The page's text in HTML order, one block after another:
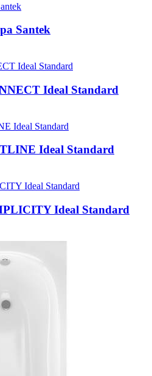
Santek
Ideal Standard
Ideal Standard
Ideal Standard